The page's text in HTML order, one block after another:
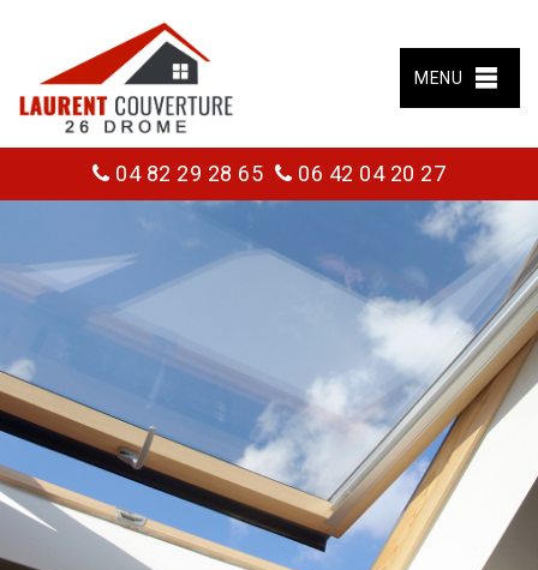
MENU
04 82 29 28 65 06 42 04 20 27